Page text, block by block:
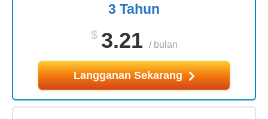
3 Tahun
$ 3.21 / bulan
Langganan Sekarang